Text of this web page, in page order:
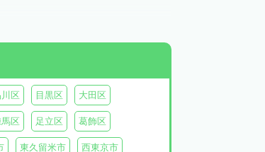
区 目黒区 大田区
区 足立区 葛飾区
東久留米市 西東京市